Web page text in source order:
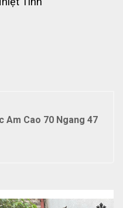
Am Cao 70 Ngang 47